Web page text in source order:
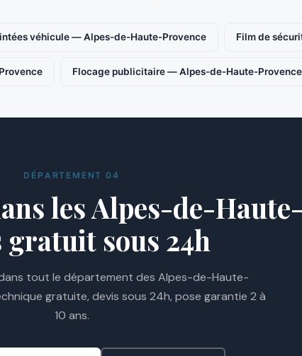
véhicule — Alpes-de-Haute-Provence Film de
Flocage publicitaire — Alpes-de-Haute-Provence
DÉPARTEMENT 04
les Alpes-de-
gratuit sous 24h
tout le département des Alpes-de-Haute-
gratuite, devis sous 24h, pose garantie 2 à
10 ans.